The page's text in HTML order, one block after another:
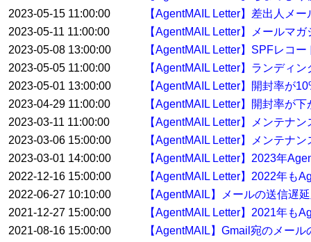
2023-05-15 11:00:00
【AgentMAIL Letter】差出人メ
2023-05-11 11:00:00
【AgentMAIL Letter】メールマ
2023-05-08 13:00:00
【AgentMAIL Letter】SPFレコ
2023-05-05 11:00:00
【AgentMAIL Letter】ランディ
2023-05-01 13:00:00
【AgentMAIL Letter】開封率が
2023-04-29 11:00:00
【AgentMAIL Letter】開封率が
2023-03-11 11:00:00
【AgentMAIL Letter】メンテナ
2023-03-06 15:00:00
【AgentMAIL Letter】メンテナ
2023-03-01 14:00:00
【AgentMAIL Letter】2023年
2022-12-16 15:00:00
【AgentMAIL Letter】2022年も
2022-06-27 10:10:00
【AgentMAIL】メールの送信遅
2021-12-27 15:00:00
【AgentMAIL Letter】2021年も
2021-08-16 15:00:00
【AgentMAIL】Gmail宛のメー